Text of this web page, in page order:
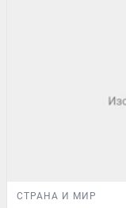
СТРАНА И МИР